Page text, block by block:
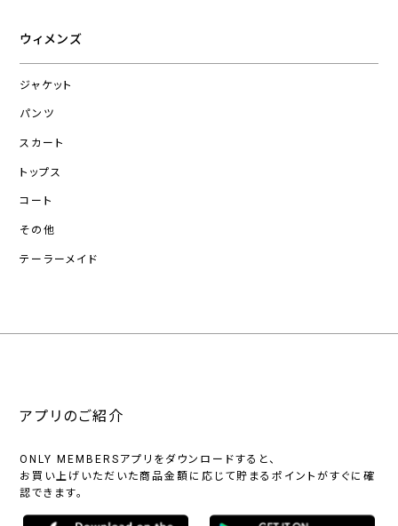
ウィメンズ
ジャケット
パンツ
スカート
トップス
コート
その他
テーラーメイド
アプリのご紹介
ONLY MEMBERSアプリをダウンロードすると、
お買い上げいただいた商品金額に応じて貯まるポイントがすぐに確
認できます。